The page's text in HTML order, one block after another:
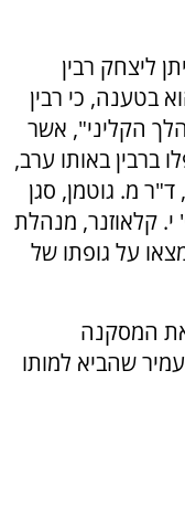
ליצחק רבין
בטענה, כי רבין
הקליני", אשר
ברבין באותו ערב,
מ. גוטמן, סגן
י. קלאוזנר, מנהלת
על גופתו של
את המסקנה
שהביא למותו